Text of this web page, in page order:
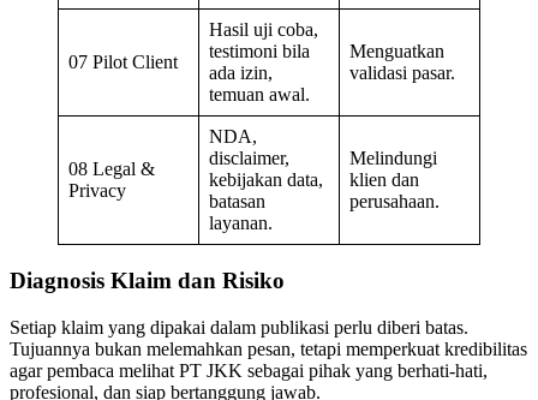
07 Pilot Client
Hasil uji coba,
testimoni bila
ada izin,
temuan awal.
Menguatkan
validasi pasar.
08 Legal &
Privacy
NDA,
disclaimer,
kebijakan data,
batasan
layanan.
Melindungi
klien dan
perusahaan.
Diagnosis Klaim dan Risiko
Setiap klaim yang dipakai dalam publikasi perlu diberi batas.
Tujuannya bukan melemahkan pesan, tetapi memperkuat kredibilitas
agar pembaca melihat PT JKK sebagai pihak yang berhati-hati,
profesional, dan siap bertanggung jawab.